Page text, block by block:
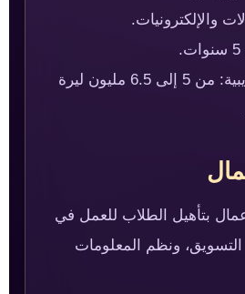
والإلكترونيات.
الرسوم التقريبية: من 5 إلى 6.5 مليون ليرة
بتأهيل الطلاب للعمل في
التسويق، ونظم المعلومات